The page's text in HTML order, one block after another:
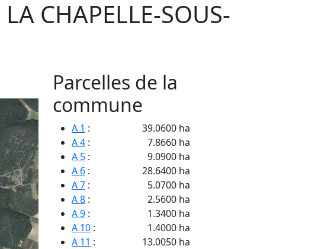
LA CHAPELLE-SOUS-
Parcelles de la
commune
A 1 :
39.0600 ha
A 4 :
7.8660 ha
A 5 :
9.0900 ha
A 6 :
28.6400 ha
A 7 :
5.0700 ha
A 8 :
2.5600 ha
A 9 :
1.3400 ha
A 10 :
1.4000 ha
A 11 :
13.0050 ha